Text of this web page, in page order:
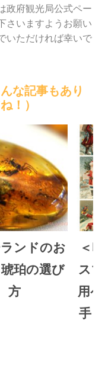
政府観光局公式ペー
さいますようお願い
いただければ幸いで
な記事もあり
！）
ンドのお
珀の選び
方
＜
ス
用
手